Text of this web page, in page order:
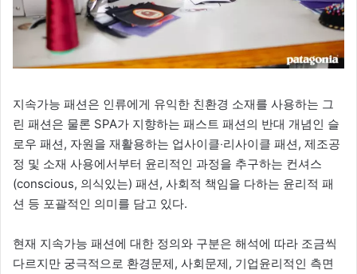
지속가능 패션은 인류에게 유익한 친환경 소재를 사용하는 그
린 패션은 물론 SPA가 지향하는 패스트 패션의 반대 개념인 슬
로우 패션, 자원을 재활용하는 업사이클‧리사이클 패션, 제조공
정 및 소재 사용에서부터 윤리적인 과정을 추구하는 컨셔스
(conscious, 의식있는) 패션, 사회적 책임을 다하는 윤리적 패
션 등 포괄적인 의미를 담고 있다.
현재 지속가능 패션에 대한 정의와 구분은 해석에 따라 조금씩
다르지만 궁극적으로 환경문제, 사회문제, 기업윤리적인 측면